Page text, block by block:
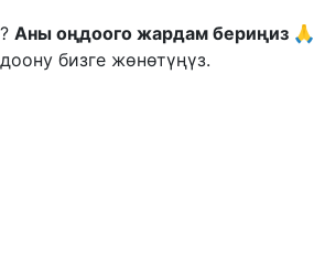
Аны оңдоого жардам бериңиз 🙏
бизге жөнөтүңүз.